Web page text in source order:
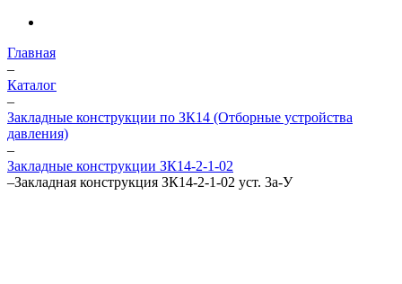
Главная
–
Каталог
–
Закладные конструкции по ЗК14 (Отборные устройства
давления)
–
Закладные конструкции ЗК14-2-1-02
–Закладная конструкция ЗК14-2-1-02 уст. 3а-У